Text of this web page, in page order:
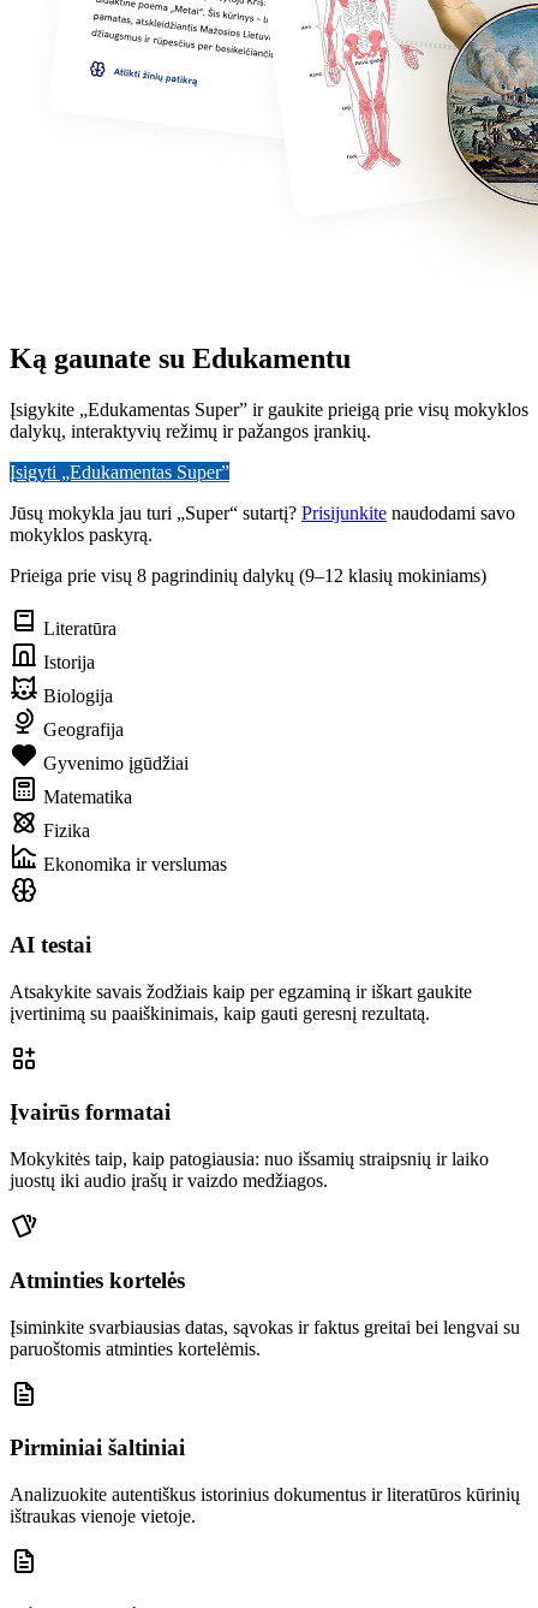
Ką gaunate su Edukamentu
Įsigykite „Edukamentas Super” ir gaukite prieigą prie visų mokyklos
dalykų, interaktyvių režimų ir pažangos įrankių.
Įsigyti „Edukamentas Super”
Jūsų mokykla jau turi „Super“ sutartį? Prisijunkite naudodami savo
mokyklos paskyrą.
Prieiga prie visų 8 pagrindinių dalykų (9–12 klasių mokiniams)
Literatūra
Istorija
Biologija
Geografija
Gyvenimo įgūdžiai
Matematika
Fizika
Ekonomika ir verslumas
AI testai
Atsakykite savais žodžiais kaip per egzaminą ir iškart gaukite
įvertinimą su paaiškinimais, kaip gauti geresnį rezultatą.
Įvairūs formatai
Mokykitės taip, kaip patogiausia: nuo išsamių straipsnių ir laiko
juostų iki audio įrašų ir vaizdo medžiagos.
Atminties kortelės
Įsiminkite svarbiausias datas, sąvokas ir faktus greitai bei lengvai su
paruoštomis atminties kortelėmis.
Pirminiai šaltiniai
Analizuokite autentiškus istorinius dokumentus ir literatūros kūrinių
ištraukas vienoje vietoje.